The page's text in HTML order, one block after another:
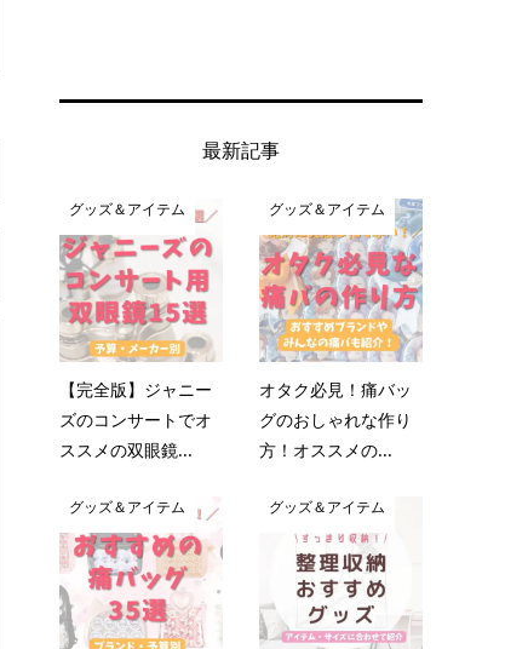
最新記事
グッズ＆アイテム
【完全版】ジャニー
ズのコンサートでオ
ススメの双眼鏡...
グッズ＆アイテム
オタク必見！痛バッ
グのおしゃれな作り
方！オススメの...
グッズ＆アイテム グッズ＆アイテム